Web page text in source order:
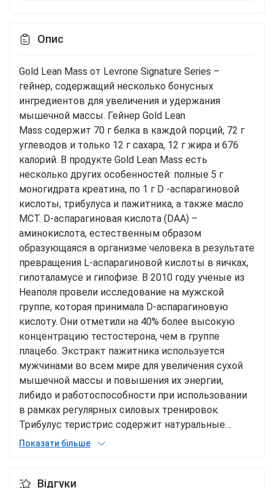
Опис
Gold Lean Mass от Levrone Signature Series –
гейнер, содержащий несколько бонусных
ингредиентов для увеличения и удержания
мышечной массы. Гейнер Gold Lean
Mass содержит 70 г белка в каждой порций, 72 г
углеводов и только 12 г сахара, 12 г жира и 676
калорий. В продукте Gold Lean Mass есть
несколько других особенностей: полные 5 г
моногидрата креатина, по 1 г D -аспарагиновой
кислоты, трибулуса и пажитника, а также масло
МСТ. D-аспарагиновая кислота (DAA) –
аминокислота, естественным образом
образующаяся в организме человека в результате
превращения L-аспарагиновой кислоты в яичках,
гипоталамусе и гипофизе. В 2010 году ученые из
Неаполя провели исследование на мужской
группе, которая принимала D-аспарагиновую
кислоту. Они отметили на 40% более высокую
концентрацию тестостерона, чем в группе
плацебо. Экстракт пажитника используется
мужчинами во всем мире для увеличения сухой
мышечной массы и повышения их энергии,
либидо и работоспособности при использовании
в рамках регулярных силовых тренировок.
Трибулус теристрис содержит натуральные
соединения – стероидные сапонины, которые
тонус и уровень энергии. Трибулус теристрис
Показати більше
Відгуки